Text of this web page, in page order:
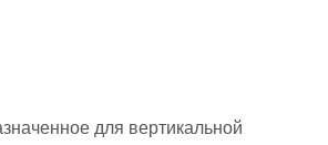
для вертикальной